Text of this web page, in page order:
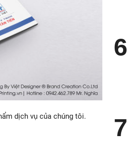
dịch vụ của chúng tôi.